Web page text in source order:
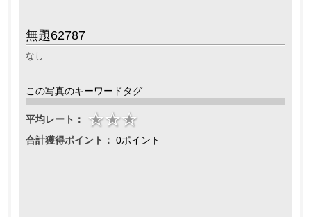
無題62787
なし
この写真のキーワードタグ
平均レート：
合計獲得ポイント： 0ポイント